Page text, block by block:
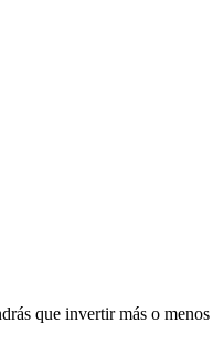
que invertir más o menos